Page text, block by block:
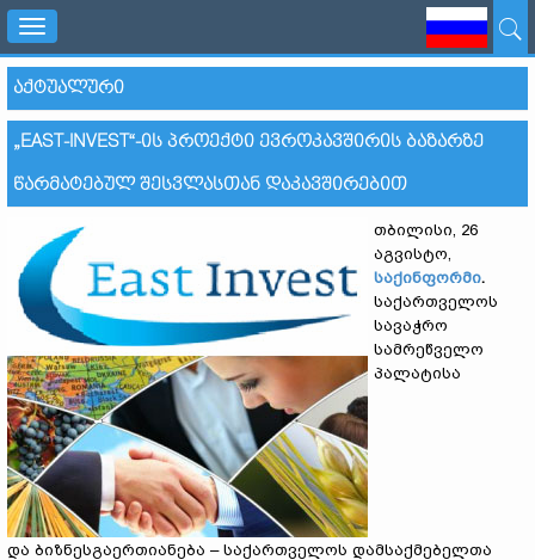
Toggle
navigation
ᲐᲥᲢᲣᲐᲚᲣᲠᲘ
„EAST-INVEST“-ᲘᲡ ᲞᲠᲝᲔᲥᲢᲘ ᲔᲕᲠᲝᲙᲐᲕᲨᲘᲠᲘᲡ ᲑᲐᲖᲐᲠᲖᲔ
ᲬᲐᲠᲛᲐᲢᲔᲑᲣᲚ ᲨᲔᲡᲕᲚᲐᲡᲗᲐᲜ ᲓᲐᲙᲐᲕᲨᲘᲠᲔᲑᲘᲗ
თბილისი, 26
აგვისტო,
საქინფორმი.
საქართველოს
სავაჭრო
სამრეწველო
პალატისა
და ბიზნესგაერთიანება – საქართველოს დამსაქმებელთა